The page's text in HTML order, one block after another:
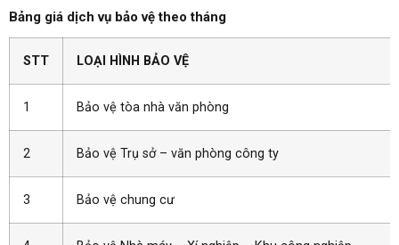
Bảng giá dịch vụ bảo vệ theo tháng
STT LOẠI HÌNH BẢO VỆ
1 Bảo vệ tòa nhà văn phòng
2 Bảo vệ Trụ sở – văn phòng công ty
3 Bảo vệ chung cư